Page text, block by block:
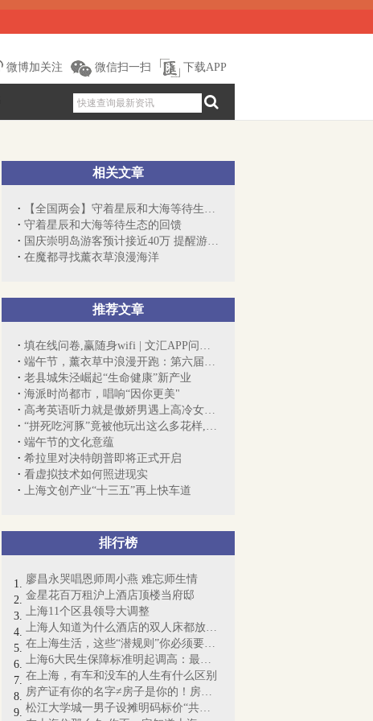
微博加关注 微信扫一扫 下载APP
相关文章
【全国两会】守着星辰和大海等待生态的回馈
守着星辰和大海等待生态的回馈
国庆崇明岛游客预计接近40万 提醒游客错...
在魔都寻找薰衣草浪漫海洋
推荐文章
填在线问卷,赢随身wifi | 文汇APP问卷大调查
端午节，薰衣草中浪漫开跑：第六届“崇明...
老县城朱泾崛起“生命健康”新产业
海派时尚都市，唱响“因你更美"
高考英语听力就是傲娇男遇上高冷女，你听...
“拼死吃河豚”竟被他玩出这么多花样,小...
端午节的文化意蕴
希拉里对决特朗普即将正式开启
看虚拟技术如何照进现实
上海文创产业“十三五”再上快车道
排行榜
廖昌永哭唱恩师周小燕 难忘师生情
金星花百万租沪上酒店顶楼当府邸
上海11个区县领导大调整
上海人知道为什么酒店的双人床都放4个枕...
在上海生活，这些“潜规则”你必须要懂！
上海6大民生保障标准明起调高：最低工资...
在上海，有车和没车的人生有什么区别
房产证有你的名字≠房子是你的！房产证即...
松江大学城一男子设摊明码标价“共享女友...